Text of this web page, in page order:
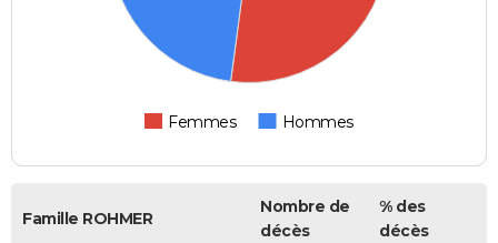
Femmes Hommes
Famille ROHMER
Nombre de
décès
% des
décès